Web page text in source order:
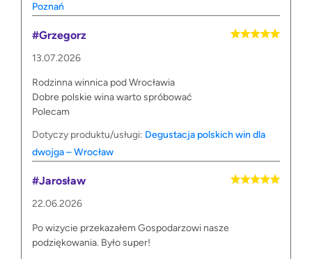
Poznań
#Grzegorz
13.07.2026
Rodzinna winnica pod Wrocławia
Dobre polskie wina warto spróbować
Polecam
Dotyczy produktu/usługi: Degustacja polskich win dla
dwojga – Wrocław
#Jarosław
22.06.2026
Po wizycie przekazałem Gospodarzowi nasze
podziękowania. Było super!